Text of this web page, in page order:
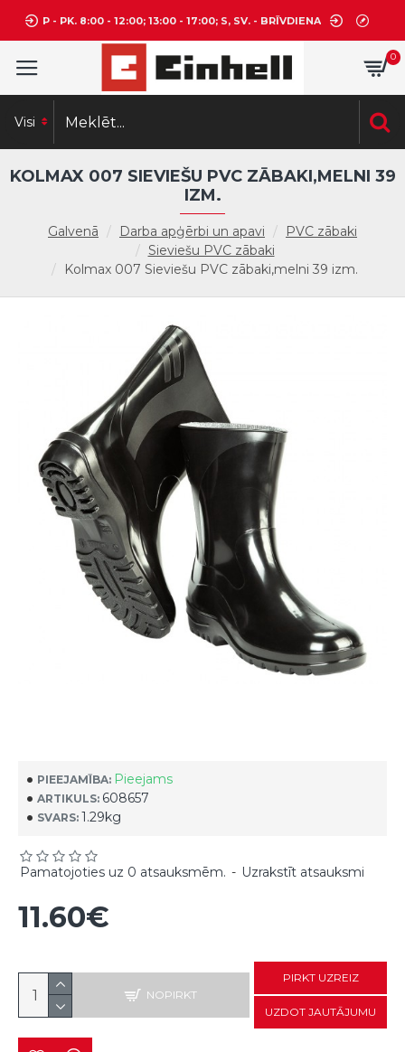
P - PK. 8:00 - 12:00; 13:00 - 17:00; S, SV. - BRĪVDIENA
0
Visi
Galvenā Darba apģērbi un apavi
PVC zābaki
Sieviešu PVC zābaki
Kolmax 007 Sieviešu PVC zābaki,melni 39 izm.
KOLMAX 007 SIEVIEŠU PVC ZĀBAKI,MELNI 39
IZM.
PIEEJAMĪBA: Pieejams
ARTIKULS: 608657
SVARS: 1.29kg
Pamatojoties uz 0 atsauksmēm. - Uzrakstīt atsauksmi
11.60€
NOPIRKT
PIRKT UZREIZ
UZDOT JAUTĀJUMU